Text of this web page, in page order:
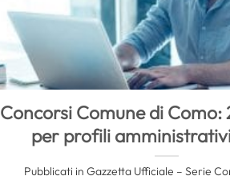
Concorsi Comune di Como:
per profili
Pubblicati in Gazzetta Ufficiale – Serie